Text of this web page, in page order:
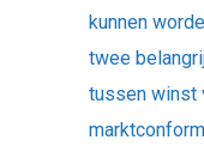
kunnen
twee
tussen winst